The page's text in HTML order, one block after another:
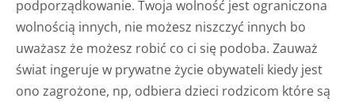
podporządkowanie. Twoja wolność jest ograniczona
wolnością innych, nie możesz niszczyć innych bo
uważasz że możesz robić co ci się podoba. Zauważ
świat ingeruje w prywatne życie obywateli kiedy jest
ono zagrożone, np, odbiera dzieci rodzicom które są